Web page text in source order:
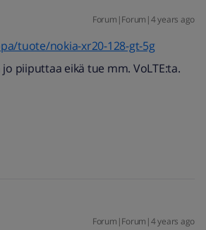
Forum|Forum|4 years ago
tuote/nokia-xr20-128-gt-5g
piiputtaa eikä tue mm. VoLTE:ta.
Forum|Forum|4 years ago